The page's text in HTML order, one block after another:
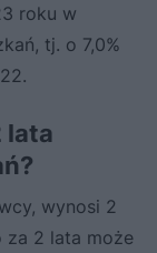
roku w
tj. o 7,0%
lata
wynosi 2
za 2 lata może